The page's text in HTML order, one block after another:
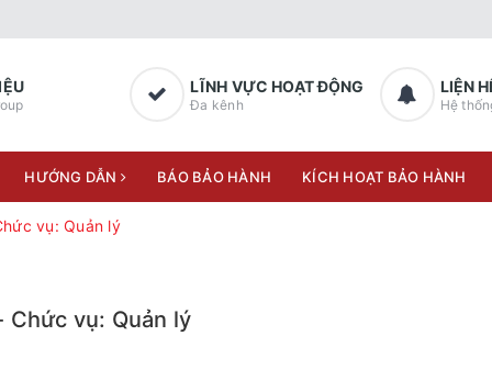
LĨNH VỰC HOẠT ĐỘNG
Đa kênh
LIỆN
Hệ
HƯỚNG DẪN BÁO BẢO HÀNH KÍCH HOẠT BẢO HÀNH
vụ: Quản lý
Chức vụ: Quản lý